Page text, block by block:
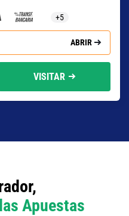
+5
ABRIR
VISITAR
Apuestas